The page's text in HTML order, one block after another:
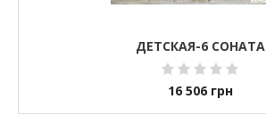
ДЕТСКАЯ-6 СОНАТА
16 506 грн